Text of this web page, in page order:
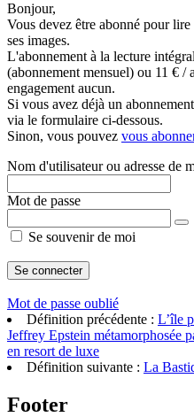
Bonjour,
Vous devez être abonné pour lire
ses images.
L'abonnement à la lecture
(abonnement mensuel) ou 11 € /
engagement aucun.
Si vous avez déjà un
via le formulaire ci-dessous.
Sinon, vous pouvez vous
Nom d'utilisateur ou adresse de
Mot de passe
Se souvenir de moi
Mot de passe oublié
Définition précédente : L’île
Jeffrey Epstein métamorphosée
en resort de luxe
Définition suivante : La
Footer